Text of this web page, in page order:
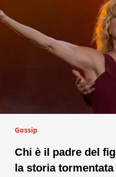
Gossip
Chi è il padre del
la storia